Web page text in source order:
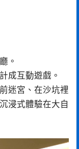
。
成互動遊戲。
迷宮、在沙坑裡
浸式體驗在大自